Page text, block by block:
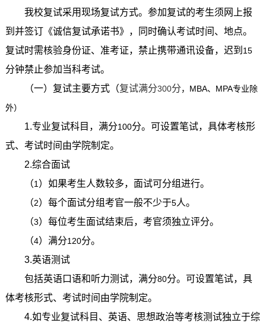
我校复试采用现场复试方式。参加复试的考生须网上报
到并签订《诚信复试承诺书》，同时确认考试时间、地点。
复试时需核验身份证、准考证，禁止携带通讯设备，迟到 15
分钟禁止参加当科考试。
（一）复试主要方式（复试满分300分， MBA、 MPA专业除
外）
1.专业复试科目，满分100分。可设置笔试，具体考核形
式、考试时间由学院制定。
2.综合面试
（1 ）如果考生人数较多，面试可分组进行。
（2）每个面试分组考官一般不少于5人。
（3）每位考生面试结束后，考官须独立评分。
（4）满分120分。
3.英语测试
包括英语口语和听力测试，满分80分。可设置笔试，具
体考核形式、考试时间由学院制定。
4.如专业复试科目、英语、思想政治等考核测试独立于综